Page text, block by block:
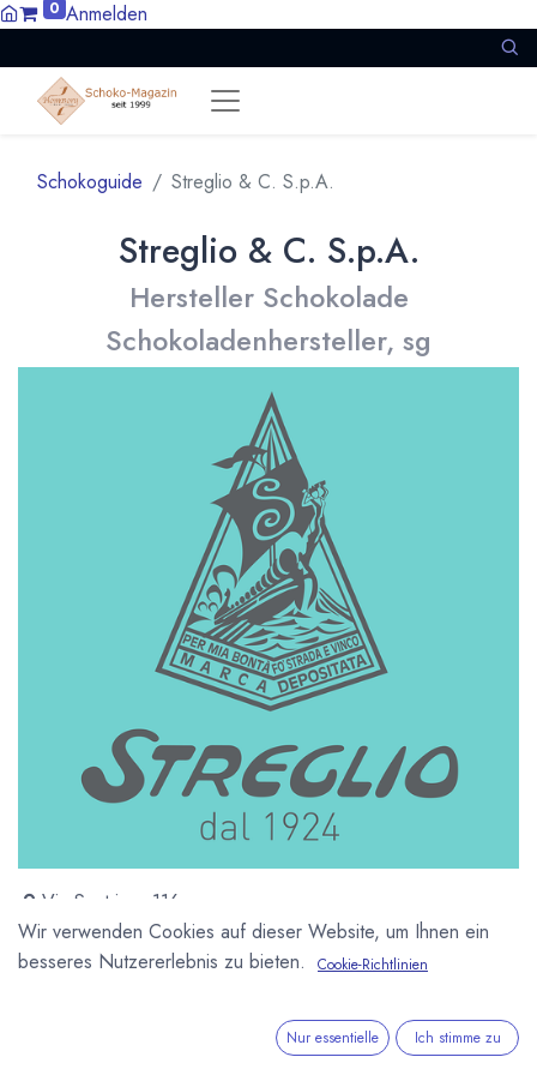
0 Anmelden
Schokoguide Streglio & C. S.p.A.
Streglio & C. S.p.A.
Hersteller Schokolade
Schokoladenhersteller, sg
Via Sestriere 116
None (TO) 10060
Italien
Wir verwenden Cookies auf dieser Website, um Ihnen ein
besseres Nutzererlebnis zu bieten.
Cookie-Richtlinien
Nur essentielle Ich stimme zu